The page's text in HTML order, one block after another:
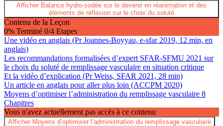
Afficher Balance hydro-sodée sur le devenir en réanimation et des
éléments de réflexion sur le choix du soluté
Contenu de la Leçon
0% Terminé 0/4 Etapes
Une vidéo en anglais (Pr Joannes-Boyyau, e-sfar 2019, 12 min, en
anglais)
Les recommandations formalisées d’expert SFAR-SFMU 2021 sur
le choix du soluté de remplissage vasculaire en situation critique
Et la vidéo d’explication (Pr Weiss, SFAR 2021, 28 min)
Un article en anglais pour aller plus loin (ACCPM 2020)
Moyens d’optimiser l’administration du remplissage vasculaire 8
Chapitres
Vous n'avez actuellement pas accès à ce contenu
Afficher Moyens d’optimiser l’administration du remplissage vasculaire